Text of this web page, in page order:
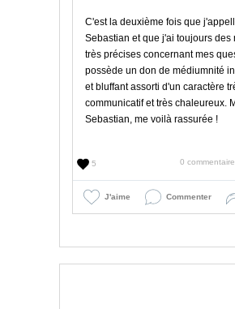
C'est la deuxième fois que
Sebastian et que j'ai toujours des
très précises concernant mes
possède un don de médiumnité
et bluffant assorti d'un caractère
communicatif et très chaleureux.
Sebastian, me voilà rassurée !
5 0
J'aime Commenter